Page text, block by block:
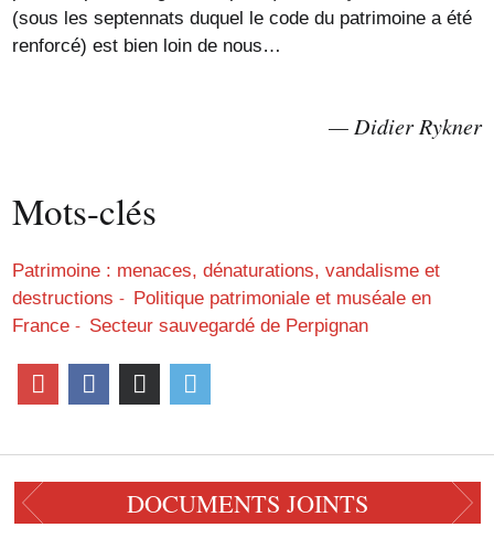
(sous les septennats duquel le code du patrimoine a été
renforcé) est bien loin de nous…
Didier Rykner
Mots-clés
Patrimoine : menaces, dénaturations, vandalisme et
destructions
Politique patrimoniale et muséale en
France
Secteur sauvegardé de Perpignan
DOCUMENTS JOINTS